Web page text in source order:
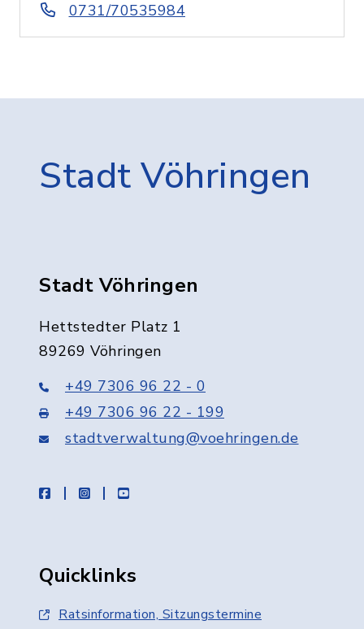
0731/70535984
Stadt Vöhringen
Stadt Vöhringen
Hettstedter Platz 1
89269 Vöhringen
+49 7306 96 22 - 0
+49 7306 96 22 - 199
stadtverwaltung@voehringen.de
facebookinstagramyoutube
Quicklinks
Ratsinformation, Sitzungstermine